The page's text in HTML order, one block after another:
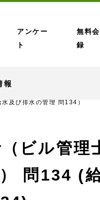
アンケー
ト
無料
録
報
及び排水の管理 問134）
ビル管理
問134 (